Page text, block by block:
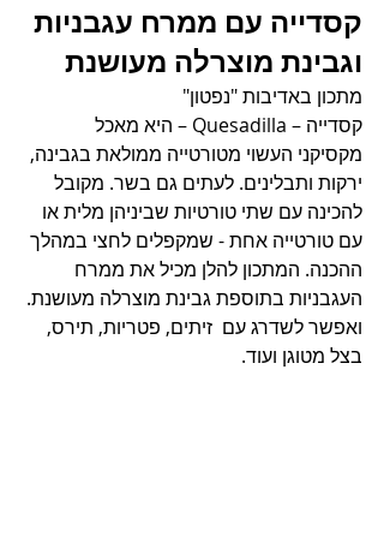
קסדייה עם ממרח עגבניות
וגבינת מוצרלה מעושנת
מתכון באדיבות "נפטון"
קסדייה – Quesadilla – היא מאכל
מקסיקני העשוי מטורטייה ממולאת בגבינה,
ירקות ותבלינים. לעתים גם בשר. מקובל
להכינה עם שתי טורטיות שביניהן מלית או
עם טורטייה אחת - שמקפלים לחצי במהלך
ההכנה. המתכון להלן מכיל את ממרח
העגבניות בתוספת גבינת מוצרלה מעושנת.
ואפשר לשדרג עם  זיתים, פטריות, תירס,
בצל מטוגן ועוד.